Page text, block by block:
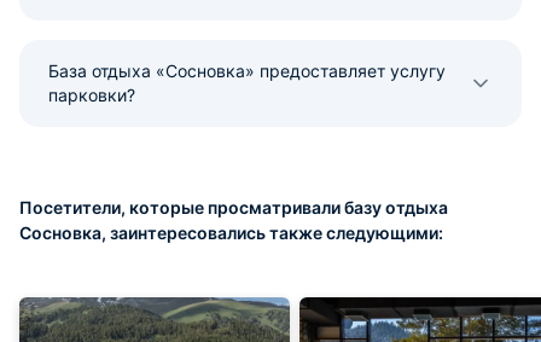
База отдыха «Сосновка» предоставляет услугу
парковки?
Посетители, которые просматривали базу отдыха
Сосновка, заинтересовались также следующими: